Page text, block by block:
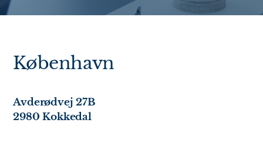
København
Avderødvej 27B
2980 Kokkedal